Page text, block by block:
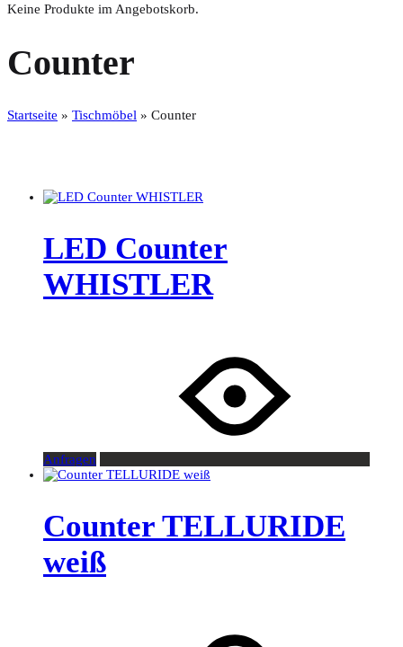
Keine Produkte im Angebotskorb.
Counter
Startseite » Tischmöbel » Counter
LED Counter
WHISTLER
Anfragen
Counter TELLURIDE
weiß